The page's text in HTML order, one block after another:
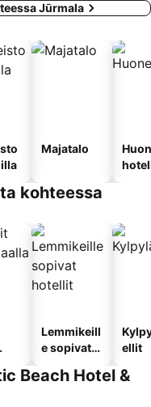
Jūrmala
Majatalo
kohteessa
Lemmikeill
e sopivat
ellit
Beach Hotel &